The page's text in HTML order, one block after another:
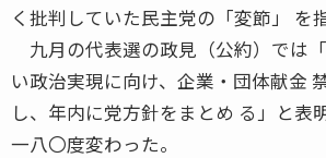
く批判していた民主党の「変節」 を
九月の代表選の政見（公約）では
い政治実現に向け、企業・団体献金
し、年内に党方針をまとめ る」と表
一八〇度変わった。